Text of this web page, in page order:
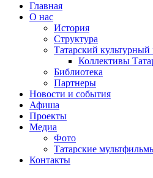
Главная
О нас
История
Структура
Татарский культурный
Коллективы
Библиотека
Партнеры
Новости и события
Афиша
Проекты
Медиа
Фото
Татарские
Контакты